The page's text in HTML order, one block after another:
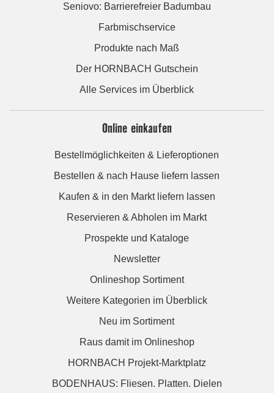
Seniovo: Barrierefreier Badumbau
Farbmischservice
Produkte nach Maß
Der HORNBACH Gutschein
Alle Services im Überblick
Online einkaufen
Bestellmöglichkeiten & Lieferoptionen
Bestellen & nach Hause liefern lassen
Kaufen & in den Markt liefern lassen
Reservieren & Abholen im Markt
Prospekte und Kataloge
Newsletter
Onlineshop Sortiment
Weitere Kategorien im Überblick
Neu im Sortiment
Raus damit im Onlineshop
HORNBACH Projekt-Marktplatz
BODENHAUS: Fliesen. Platten. Dielen